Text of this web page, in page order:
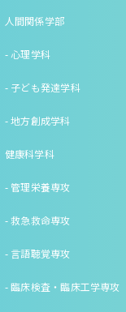
人間関係学部
- 心理学科
- 子ども発達学科
- 地方創成学科
健康科学科
- 管理栄養専攻
- 救急救命専攻
- 言語聴覚専攻
- 臨床検査・臨床工学専攻